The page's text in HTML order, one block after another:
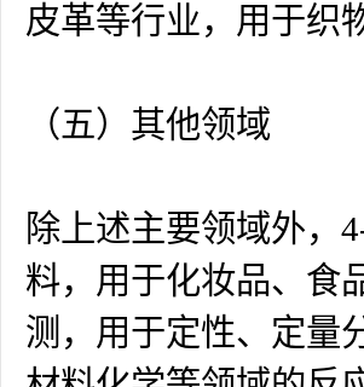
皮革等行业，用于织
（五）其他领域
除上述主要领域外，
料，用于化妆品、食
测，用于定性、定量